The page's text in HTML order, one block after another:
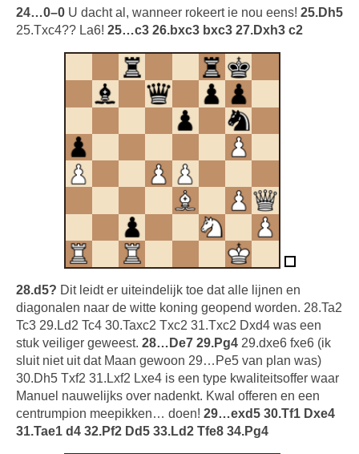
24…0–0 U dacht al, wanneer rokeert ie nou eens! 25.Dh5
25.Txc4?? La6! 25…c3 26.bxc3 bxc3 27.Dxh3 c2
28.d5? Dit leidt er uiteindelijk toe dat alle lijnen en
diagonalen naar de witte koning geopend worden. 28.Ta2
Tc3 29.Ld2 Tc4 30.Taxc2 Txc2 31.Txc2 Dxd4 was een
stuk veiliger geweest. 28…De7 29.Pg4 29.dxe6 fxe6 (ik
sluit niet uit dat Maan gewoon 29…Pe5 van plan was)
30.Dh5 Txf2 31.Lxf2 Lxe4 is een type kwaliteitsoffer waar
Manuel nauwelijks over nadenkt. Kwal offeren en een
centrumpion meepikken… doen! 29…exd5 30.Tf1 Dxe4
31.Tae1 d4 32.Pf2 Dd5 33.Ld2 Tfe8 34.Pg4